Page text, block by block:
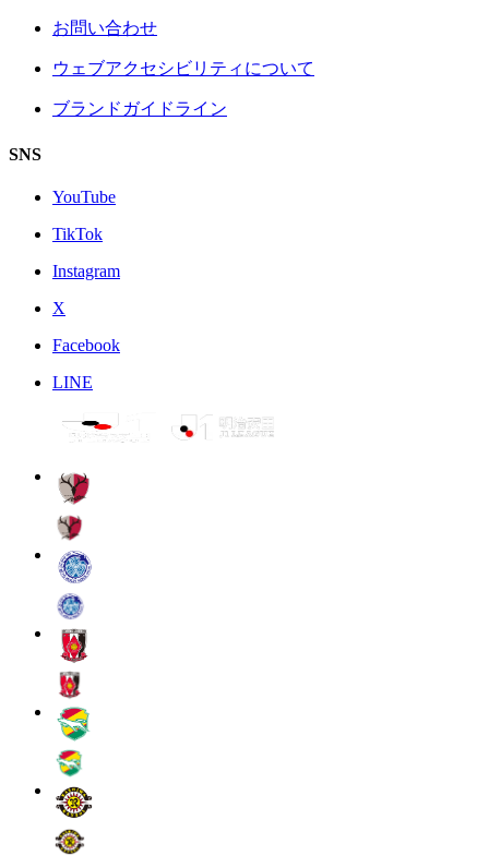
お問い合わせ
ウェブアクセシビリティについて
ブランドガイドライン
SNS
YouTube
TikTok
Instagram
X
Facebook
LINE